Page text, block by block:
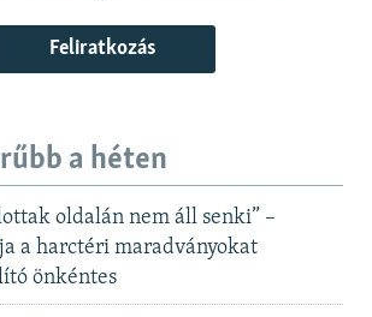
Feliratkozás
a héten
oldalán nem áll senki” –
a harctéri maradványokat
önkéntes